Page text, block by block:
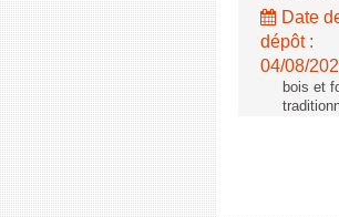
Date
dépôt :
04/08/
bois et